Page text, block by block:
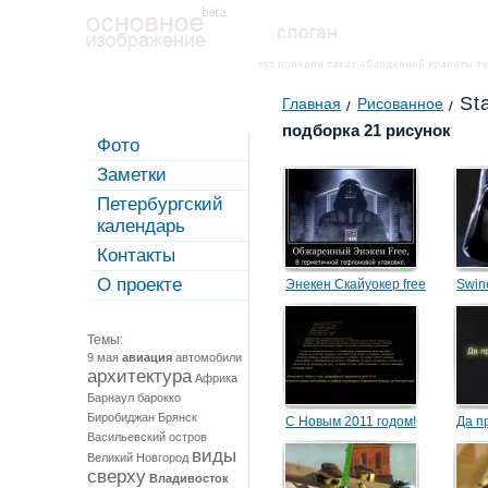
Фото
Заметки
Петербургский
календарь
Контакты
О проекте
Темы:
9 мая авиация автомобили
архитектура Африка
Барнаул барокко
Биробиджан Брянск
Васильевский остров
Великий Новгород виды
сверху Владивосток
Главная Рисованное
подборка 21 рисунок
Энекен Скайуокер free
A/
С Новым 2011 годом! Да